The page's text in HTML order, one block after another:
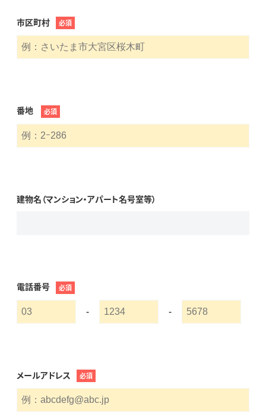
市区町村 必須
番地 必須
建物名（マンション・アパート名号室等）
電話番号 必須
- -
メールアドレス 必須